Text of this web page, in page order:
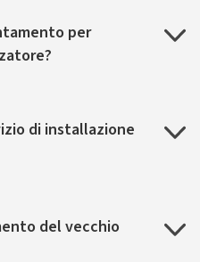
per
di installazione
del vecchio